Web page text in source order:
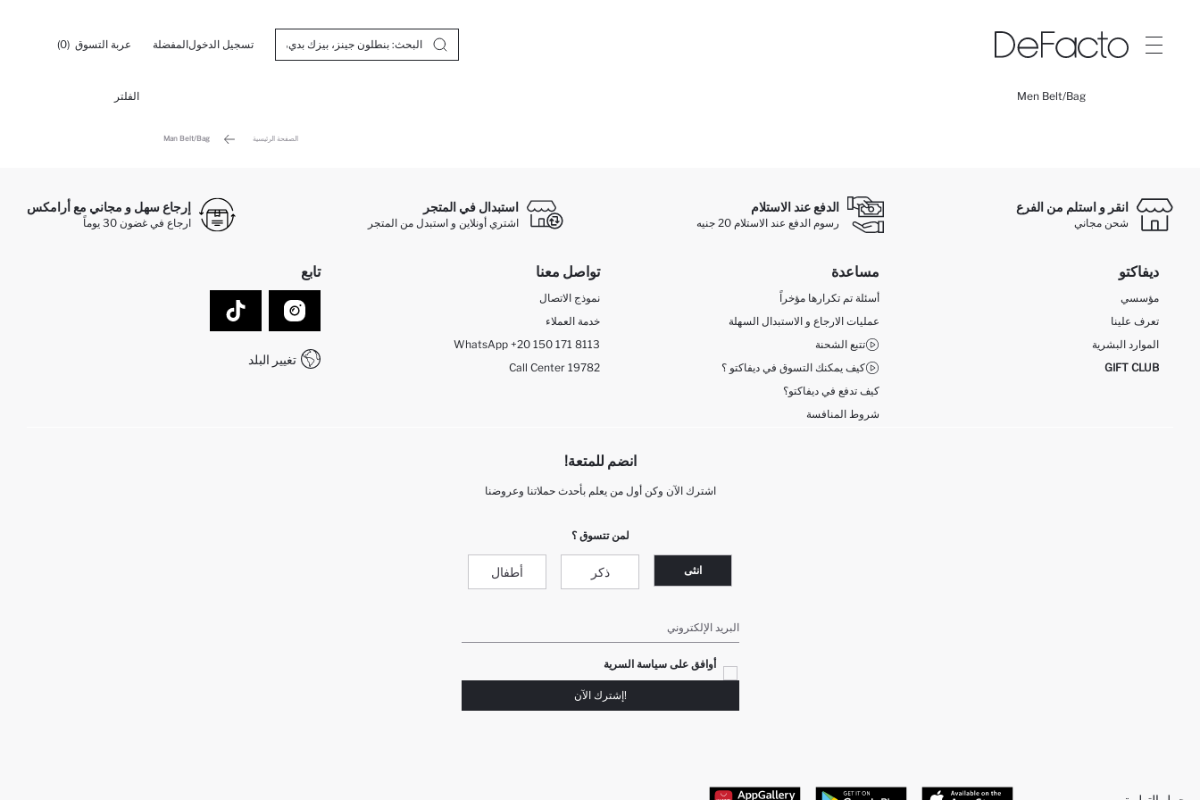
تسجيل الدخولالمفضلة عربة التسوق (0)
Men Belt/Bag الفلتر
الصفحة الرئيسية Man Belt/Bag
انقر و استلم من الفرع
شحن مجاني
الدفع عند الاستلام
رسوم الدفع عند الاستلام 20 جنيه
استبدال في المتجر
اشتري أونلاين و استبدل من المتجر
إرجاع سهل و مجاني مع أرامكس
ارجاع في غضون 30 يوماً
ديفاكتو
مؤسسي
تعرف علينا
الموارد البشرية
GIFT CLUB
مساعدة
أسئلة تم تكرارها مؤخراً
عمليات الارجاع و الاستبدال السهلة
تتبع الشحنة
كيف يمكنك التسوق في ديفاكتو ؟
كيف تدفع في ديفاكتو؟
شروط المنافسة
تواصل معنا
نموذج الاتصال
خدمة العملاء
WhatsApp +20 150 171 8113
Call Center 19782
تابع
تغيير البلد
انضم للمتعة!
اشترك الآن وكن أول من يعلم بأحدث حملاتنا وعروضنا
لمن تتسوق ؟
انثى ذكر أطفال
البريد الإلكتروني
أوافق على سياسة السرية
!إشترك الآن